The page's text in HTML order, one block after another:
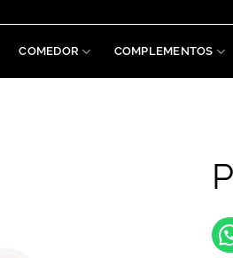
COMEDOR COMPLEMENTOS